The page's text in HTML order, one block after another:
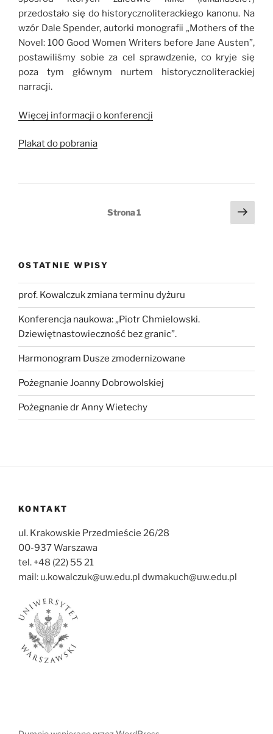
przedostało się do historycznoliterackiego kanonu. Na
wzór Dale Spender, autorki monografii „Mothers of the
Novel: 100 Good Women Writers before Jane Austen”,
postawiliśmy sobie za cel sprawdzenie, co kryje się
poza tym głównym nurtem historycznoliterackiej
narracji.
Więcej informacji o konferencji
Plakat do pobrania
Strona1
OSTATNIE WPISY
prof. Kowalczuk zmiana terminu dyżuru
Konferencja naukowa: „Piotr Chmielowski.
Dziewiętnastowieczność bez granic”.
Harmonogram Dusze zmodernizowane
Pożegnanie Joanny Dobrowolskiej
Pożegnanie dr Anny Wietechy
KONTAKT
ul. Krakowskie Przedmieście 26/28
00-937 Warszawa
tel. +48 (22) 55 21
mail: u.kowalczuk@uw.edu.pl dwmakuch@uw.edu.pl